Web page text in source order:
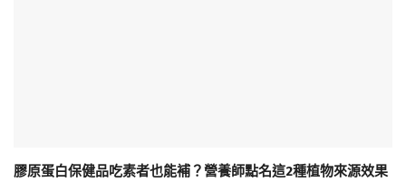
膠原蛋白保健品吃素者也能補？營養師點名這2種植物來源效果